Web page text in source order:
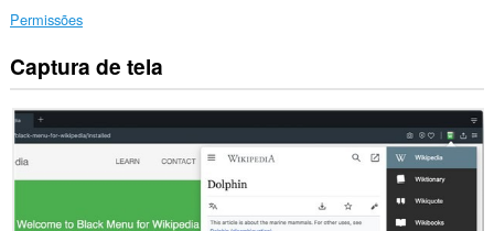
Permissões
Esta
extensão
acessar
seus
dados
em
Captura de tela